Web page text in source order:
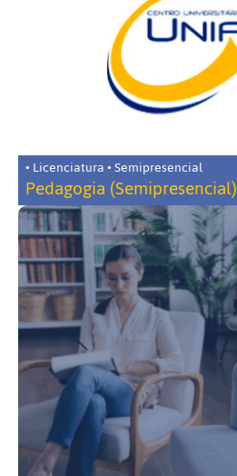
• Licenciatura • Semipresencial
Pedagogia (Semipresencial)